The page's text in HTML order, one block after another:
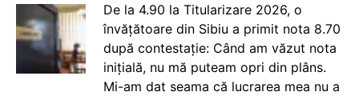
De la 4.90 la Titularizare 2026, o
învățătoare din Sibiu a primit nota 8.70
după contestație: Când am văzut nota
inițială, nu mă puteam opri din plâns.
Mi-am dat seama că lucrarea mea nu a